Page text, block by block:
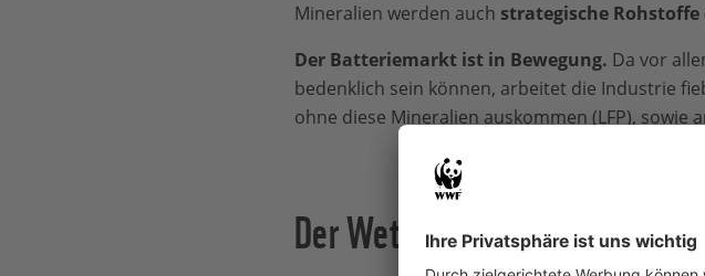
Mineralien werden auch strategische Rohstoffe
Der Batteriemarkt ist in Bewegung. Da vor
bedenklich sein können, arbeitet die Industrie
ohne diese Mineralien auskommen (LFP), sowie
Der Wettlauf um Batterie-